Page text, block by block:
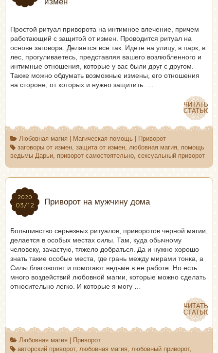
Простой ритуал приворота на интимное влечение, причем
работающий с защитой от измен. Проводится ритуал на
основе заговора. Делается все так. Идете на улицу, в парк, в
лес, прогуливаетесь, представляя вашего возлюбленного и
интимные отношения, которые у вас были друг с другом.
Также можно обдумать возможные измены, его отношения
на стороне, от которых и нужно защитить. …
ЧИТАТЬ
СТАТЬЮ
ЧИТАТЬ
СТАТЬЮ
Любовная магия Магическая помощь
Приворот
заговоры от измен, защита от измен, любовная магия, помощь
ведьмы Дарьи, приворот самостоятельно, сексуальный приворот
2020
03/12
2020
03/12 Приворот на мужчину дома
Большинство серьезных ритуалов, приворотов черной магии,
делается в особых местах силы. Там, куда обычному
человеку, зачастую, тяжело добраться. Да и нужно хорошо
знать такие особые места, где грань между мирами тонка, а
Силы благоволят и помогают ведьме в ее работе. Но есть
много воздействий любовной магии, которые можно сделать
относительно легко. И которые я могу …
ЧИТАТЬ
СТАТЬЮ
ЧИТАТЬ
СТАТЬЮ
Любовная магия
Приворот
авторский приворот, любовная магия любовный приворот,